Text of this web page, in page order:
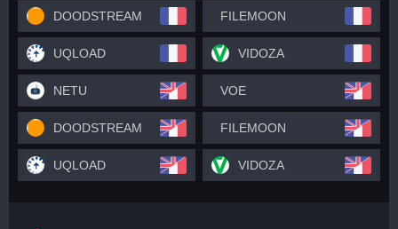
DOODSTREAM FILEMOON
UQLOAD VIDOZA
NETU VOE
DOODSTREAM FILEMOON
UQLOAD VIDOZA